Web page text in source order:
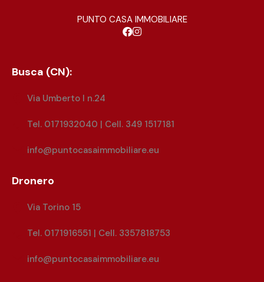
PUNTO CASA IMMOBILIARE
Busca (CN):
Via Umberto I n.24
Tel. 0171932040 | Cell. 349 1517181
info@puntocasaimmobiliare.eu
Dronero
Via Torino 15
Tel. 0171916551 | Cell. 3357818753
info@puntocasaimmobiliare.eu